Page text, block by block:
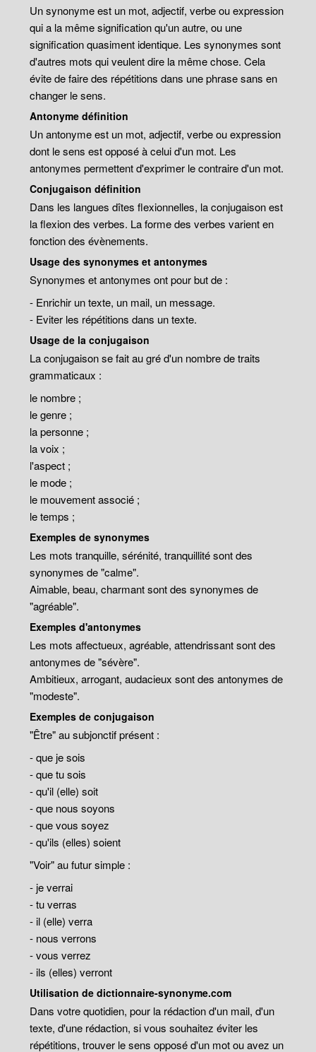
Un synonyme est un mot, adjectif, verbe ou expression
qui a la même signification qu'un autre, ou une
signification quasiment identique. Les synonymes sont
d'autres mots qui veulent dire la même chose. Cela
évite de faire des répétitions dans une phrase sans en
changer le sens.
Antonyme définition
Un antonyme est un mot, adjectif, verbe ou expression
dont le sens est opposé à celui d'un mot. Les
antonymes permettent d'exprimer le contraire d'un mot.
Conjugaison définition
Dans les langues dîtes flexionnelles, la conjugaison est
la flexion des verbes. La forme des verbes varient en
fonction des évènements.
Usage des synonymes et antonymes
Synonymes et antonymes ont pour but de :
- Enrichir un texte, un mail, un message.
- Eviter les répétitions dans un texte.
Usage de la conjugaison
La conjugaison se fait au gré d'un nombre de traits
grammaticaux :
le nombre ;
le genre ;
la personne ;
la voix ;
l'aspect ;
le mode ;
le mouvement associé ;
le temps ;
Exemples de synonymes
Les mots tranquille, sérénité, tranquillité sont des
synonymes de "calme".
Aimable, beau, charmant sont des synonymes de
"agréable".
Exemples d'antonymes
Les mots affectueux, agréable, attendrissant sont des
antonymes de "sévère".
Ambitieux, arrogant, audacieux sont des antonymes de
"modeste".
Exemples de conjugaison
"Être" au subjonctif présent :
- que je sois
- que tu sois
- qu'il (elle) soit
- que nous soyons
- que vous soyez
- qu'ils (elles) soient
"Voir" au futur simple :
- je verrai
- tu verras
- il (elle) verra
- nous verrons
- vous verrez
- ils (elles) verront
Utilisation de dictionnaire-synonyme.com
Dans votre quotidien, pour la rédaction d'un mail, d'un
texte, d'une rédaction, si vous souhaitez éviter les
répétitions, trouver le sens opposé d'un mot ou avez un